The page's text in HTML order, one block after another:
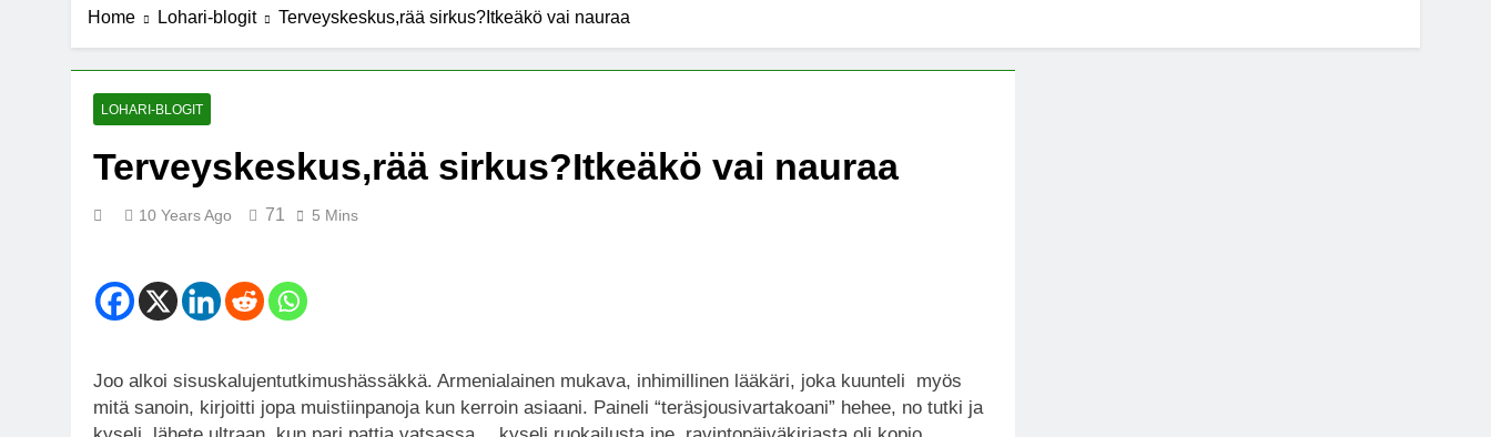
Home Lohari-blogit Terveyskeskus,rää sirkus?Itkeäkö vai nauraa
LOHARI-BLOGIT
Terveyskeskus,rää sirkus?Itkeäkö vai nauraa
10 Years Ago 71 5 Mins
Joo alkoi sisuskalujentutkimushässäkkä. Armenialainen mukava, inhimillinen lääkäri, joka kuunteli myös
mitä sanoin, kirjoitti jopa muistiinpanoja kun kerroin asiaani. Paineli “teräsjousivartakoani” hehee, no tutki ja